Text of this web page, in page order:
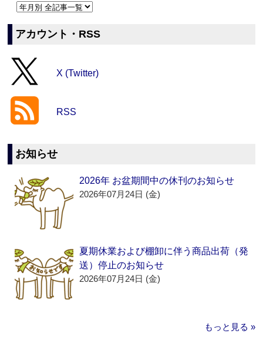
アカウント・RSS
X (Twitter)
RSS
お知らせ
2026年 お盆期間中の休刊のお知らせ
2026年07月24日 (金)
夏期休業および棚卸に伴う商品出荷（発
送）停止のお知らせ
2026年07月24日 (金)
もっと見る »